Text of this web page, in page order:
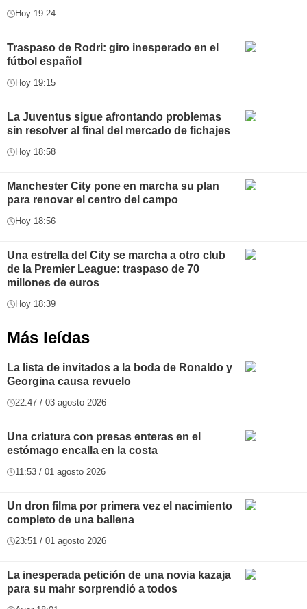
Hoy 19:24
Traspaso de Rodri: giro inesperado en el
fútbol español
Hoy 19:15
La Juventus sigue afrontando problemas
sin resolver al final del mercado de fichajes
Hoy 18:58
Manchester City pone en marcha su plan
para renovar el centro del campo
Hoy 18:56
Una estrella del City se marcha a otro club
de la Premier League: traspaso de 70
millones de euros
Hoy 18:39
Más leídas
La lista de invitados a la boda de Ronaldo y
Georgina causa revuelo
22:47 / 03 agosto 2026
Una criatura con presas enteras en el
estómago encalla en la costa
11:53 / 01 agosto 2026
Un dron filma por primera vez el nacimiento
completo de una ballena
23:51 / 01 agosto 2026
La inesperada petición de una novia kazaja
para su mahr sorprendió a todos